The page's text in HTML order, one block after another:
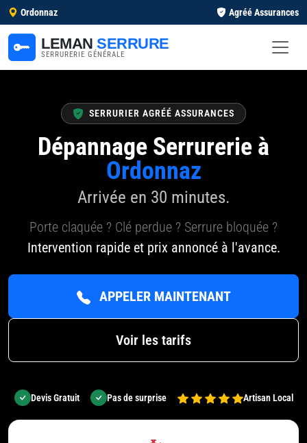
Ordonnaz Agréé Assurances
LEMAN SERRURE
SERRURERIE GÉNÉRALE
SERRURIER AGRÉÉ ASSURANCES
Dépannage Serrurerie à
Ordonnaz
Arrivée en 30 minutes.
Porte claquée ? Clé perdue ? Serrure bloquée ?
Intervention rapide et prix annoncé à l'avance.
APPELER MAINTENANT
Voir les tarifs
Devis Gratuit Pas de surprise Artisan Local